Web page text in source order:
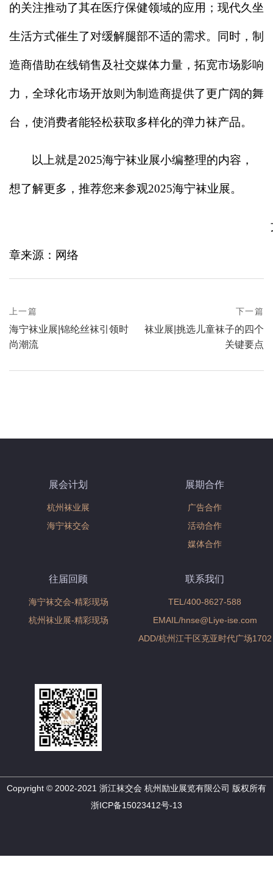
的关注推动了其在医疗保健领域的应用；现代久坐
生活方式催生了对缓解腿部不适的需求。同时，制
造商借助在线销售及社交媒体力量，拓宽市场影响
力，全球化市场开放则为制造商提供了更广阔的舞
台，使消费者能轻松获取多样化的弹力袜产品。
以上就是2025海宁袜业展小编整理的内容，
想了解更多，推荐您来参观2025海宁袜业展。
章来源：网络
Post
navigation
上一篇
postPrevious
page
海宁袜业展|锦纶丝袜引领时
尚潮流
下一篇
next
袜业展|挑选儿童袜子的四个
关键要点
展会计划
杭州袜业展
海宁袜交会
展期合作
广告合作
活动合作
媒体合作
往届回顾
海宁袜交会-精彩现场
杭州袜业展-精彩现场
联系我们
TEL/400-8627-588
EMAIL/hnse@Liye-ise.com
ADD/杭州江干区克亚时代广场1702
Copyright © 2002-2021 浙江袜交会 杭州励业展览有限公司 版权所有
浙ICP备15023412号-13